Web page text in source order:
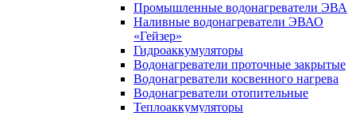
Промышленные водонагреватели ЭВА
Наливные водонагреватели ЭВАО
«Гейзер»
Гидроаккумуляторы
Водонагреватели проточные закрытые
Водонагреватели косвенного нагрева
Водонагреватели отопительные
Теплоаккумуляторы